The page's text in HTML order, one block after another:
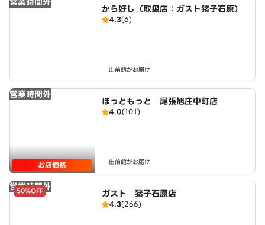
から好し（取扱店：ガスト猪子石原）
4.3(6)
出前館がお届け
営業時間外
お店価格
ほっともっと 尾張旭庄中町店
4.0(101)
出前館がお届け
営業時間外
50%OFF ガスト 猪子石原店
4.3(266)